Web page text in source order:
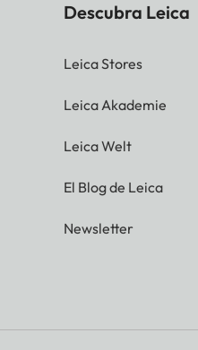
Descubra Leica
Leica Stores
Leica Akademie
Leica Welt
El Blog de Leica
Newsletter